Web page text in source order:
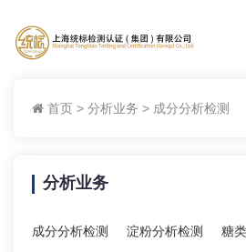
首页 > 分析业务 > 成分分析检测
分析业务
成分分析检测 淀粉分析检测 糖